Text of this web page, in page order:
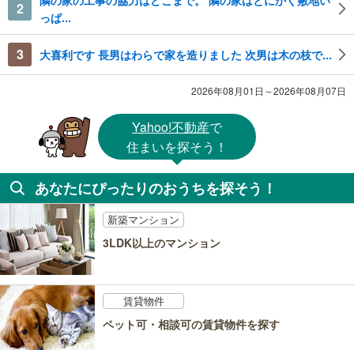
2
っぱ...
3 大喜利です 長男はわらで家を造りました 次男は木の枝で...
2026年08月01日～2026年08月07日
Yahoo!不動産で
住まいを探そう！
あなたにぴったりのおうちを探そう！
新築マンション
3LDK以上のマンション
賃貸物件
ペット可・相談可の賃貸物件を探す